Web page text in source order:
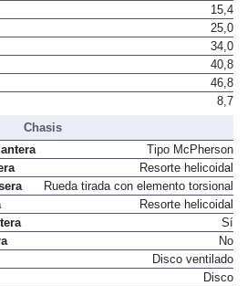
15,4
25,0
34,0
40,8
46,8
8,7
Chasis
Tipo McPherson
Resorte helicoidal
Rueda tirada con elemento torsional
Resorte helicoidal
Sí
No
Disco ventilado
Disco